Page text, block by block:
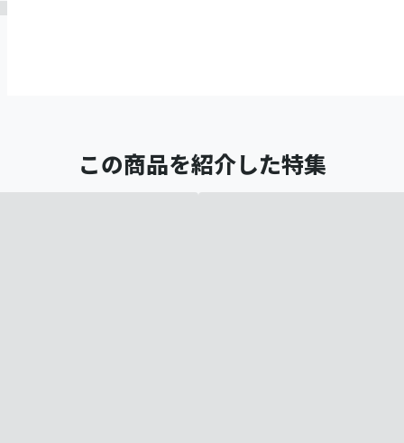
この商品を紹介した特集